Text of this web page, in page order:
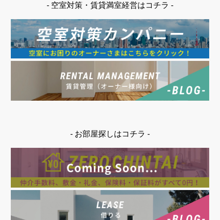
- 空室対策・賃貸満室経営はコチラ -
- お部屋探しはコチラ -